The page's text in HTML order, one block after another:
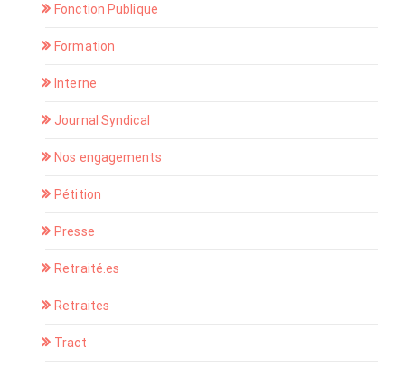
Fonction Publique
Formation
Interne
Journal Syndical
Nos engagements
Pétition
Presse
Retraité.es
Retraites
Tract